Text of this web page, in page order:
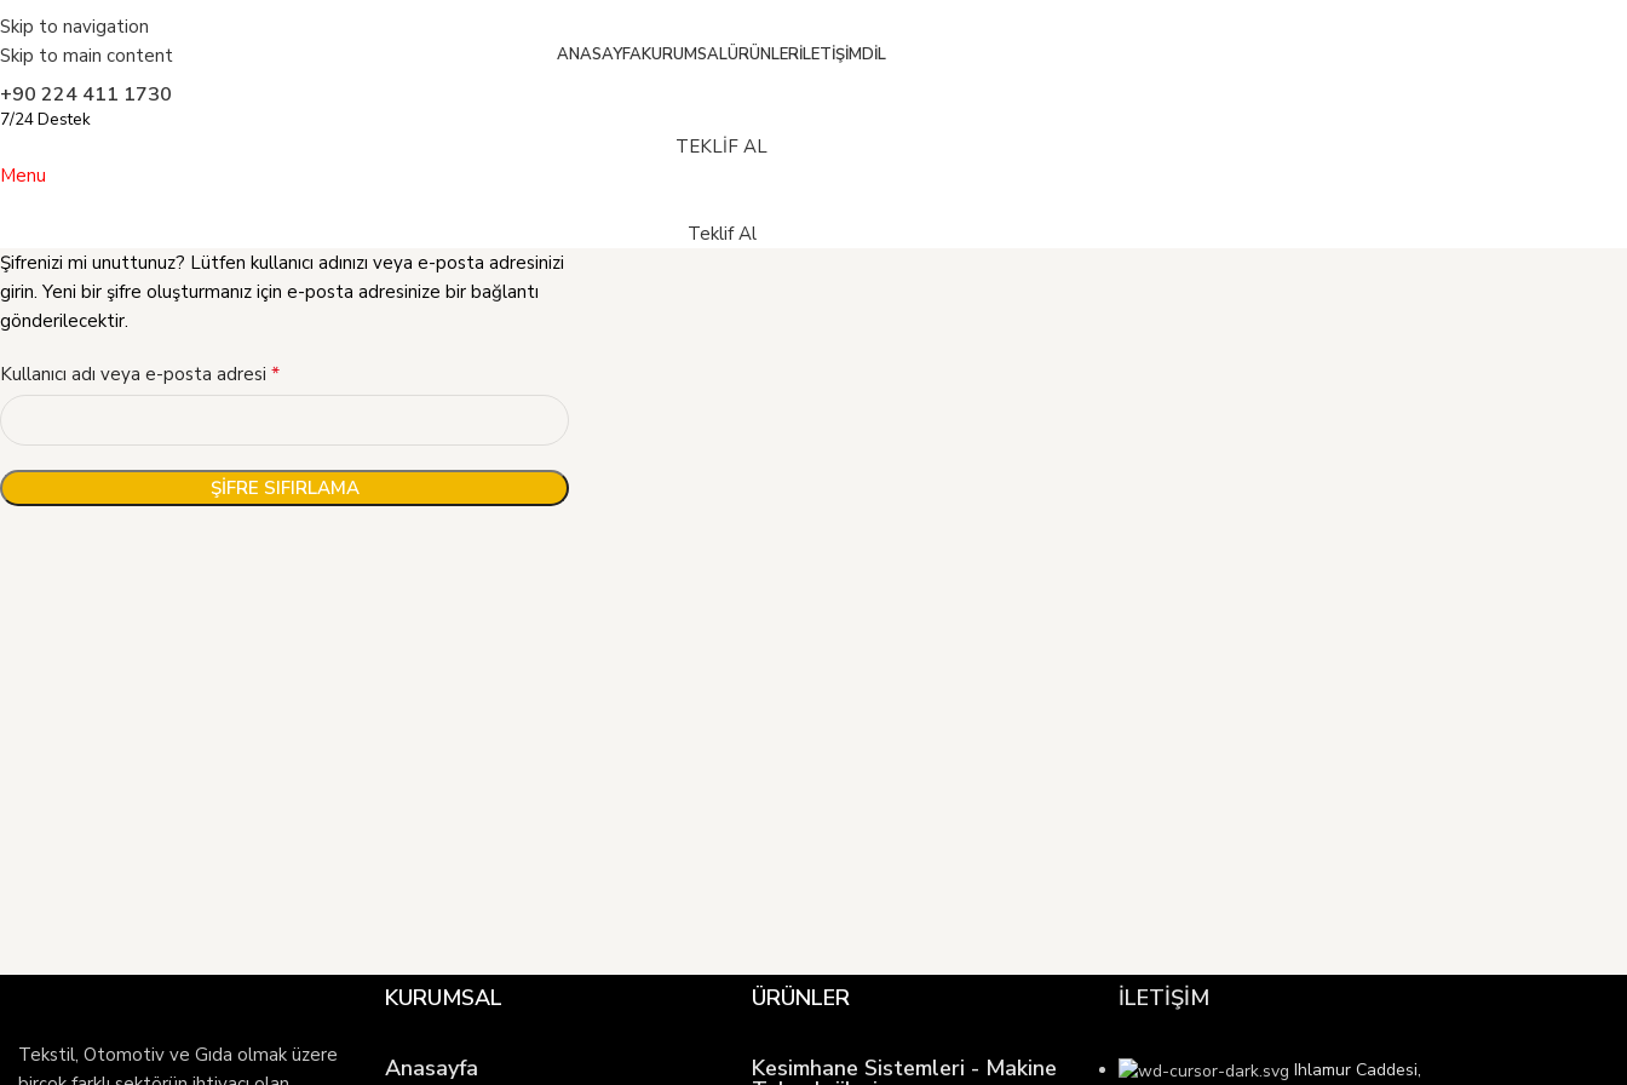
Skip to navigation
Skip to main content
ANASAYFAKURUMSALÜRÜNLERİLETIŞIMDIL
+90 224 411 1730
7/24 Destek
TEKLİF AL
Menu
Teklif Al
Şifrenizi mi unuttunuz? Lütfen kullanıcı adınızı veya e-posta adresinizi
girin. Yeni bir şifre oluşturmanız için e-posta adresinize bir bağlantı
gönderilecektir.
Kullanıcı adı veya e-posta adresi *
ŞIFRE SIFIRLAMA
Tekstil, Otomotiv ve Gıda olmak üzere
KURUMSAL
Anasayfa
ÜRÜNLER
Kesimhane Sistemleri - Makine
İLETİŞİM
Ihlamur Caddesi,